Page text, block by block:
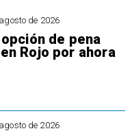
de 2026
de pena
Rojo por ahora
de 2026